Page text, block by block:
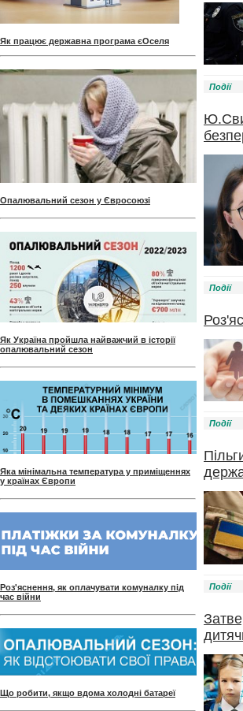
Як працює державна програма єОселя
Опалювальний сезон у Євросоюзі
Як Україна пройшла найважчий в історії
опалювальний сезон
Яка мінімальна температура у приміщеннях
у країнах Європи
Роз'яснення, як оплачувати комуналку під
час війни
Що робити, якщо вдома холодні батареї
Події
Події
Події
Події